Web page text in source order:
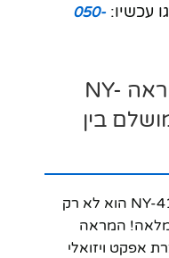
עכשיו: 050-
שעון מעורר צבעוני מראה NY-
בין
שעון מעורר צבעוני מראה NY-41930 הוא לא רק
מלאה! המראה
אפקט ויזואלי